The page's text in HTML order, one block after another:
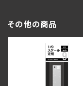
その他の商品